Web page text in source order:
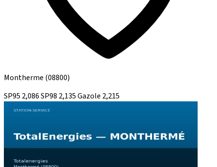
Montherme (08800)
SP95 2,086SP98 2,135Gazole 2,215